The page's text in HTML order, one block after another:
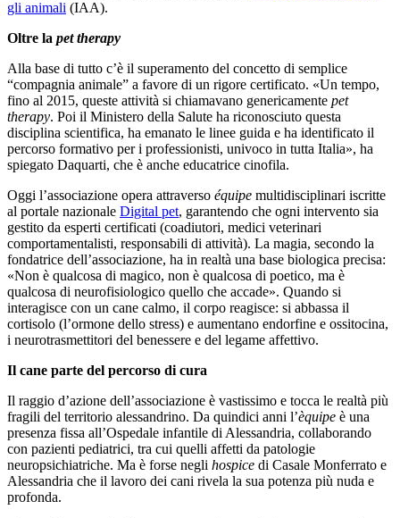
gli animali (IAA).
Oltre la pet therapy
Alla base di tutto c’è il superamento del concetto di semplice
“compagnia animale” a favore di un rigore certificato. «Un tempo,
fino al 2015, queste attività si chiamavano genericamente pet
therapy. Poi il Ministero della Salute ha riconosciuto questa
disciplina scientifica, ha emanato le linee guida e ha identificato il
percorso formativo per i professionisti, univoco in tutta Italia», ha
spiegato Daquarti, che è anche educatrice cinofila.
Oggi l’associazione opera attraverso équipe multidisciplinari iscritte
al portale nazionale Digital pet, garantendo che ogni intervento sia
gestito da esperti certificati (coadiutori, medici veterinari
comportamentalisti, responsabili di attività). La magia, secondo la
fondatrice dell’associazione, ha in realtà una base biologica precisa:
«Non è qualcosa di magico, non è qualcosa di poetico, ma è
qualcosa di neurofisiologico quello che accade». Quando si
interagisce con un cane calmo, il corpo reagisce: si abbassa il
cortisolo (l’ormone dello stress) e aumentano endorfine e ossitocina,
i neurotrasmettitori del benessere e del legame affettivo.
Il cane parte del percorso di cura
Il raggio d’azione dell’associazione è vastissimo e tocca le realtà più
fragili del territorio alessandrino. Da quindici anni l’èquipe è una
presenza fissa all’Ospedale infantile di Alessandria, collaborando
con pazienti pediatrici, tra cui quelli affetti da patologie
neuropsichiatriche. Ma è forse negli hospice di Casale Monferrato e
Alessandria che il lavoro dei cani rivela la sua potenza più nuda e
profonda.